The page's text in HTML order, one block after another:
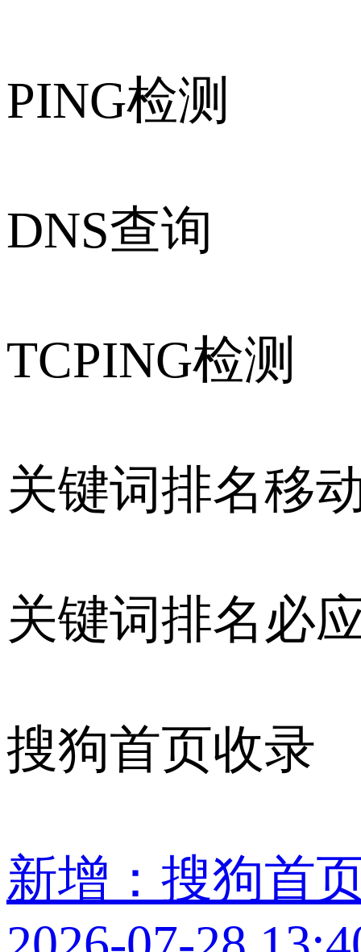
PING检测
DNS查询
TCPING检测
关键词排名移
关键词排名必
搜狗首页收录
新增：搜狗首